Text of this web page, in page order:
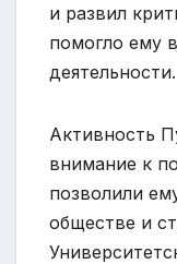
и развил
помогло ему
деятельности.
Активность
внимание к
позволили
обществе и